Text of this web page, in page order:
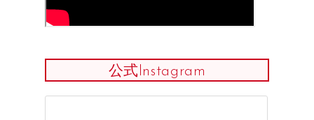
公式Instagram